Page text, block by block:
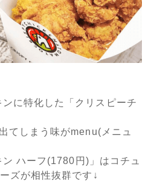
に特化した「クリスピーチ
てしまう味がmenu(メニュ
ン ハーフ(1780円)」はコチュ
ズが相性抜群です↓